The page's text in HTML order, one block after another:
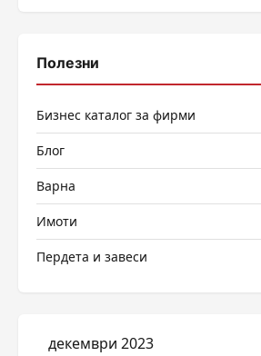
Полезни
Бизнес каталог за фирми
Блог
Варна
Имоти
Пердета и завеси
декември 2023